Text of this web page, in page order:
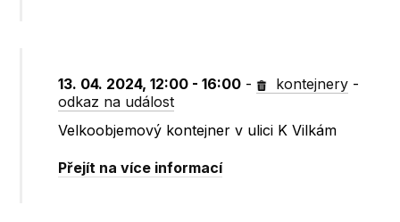
13. 04. 2024, 12:00 - 16:00 - kontejnery -
odkaz na událost
Velkoobjemový kontejner v ulici K Vilkám
Přejít na více informací